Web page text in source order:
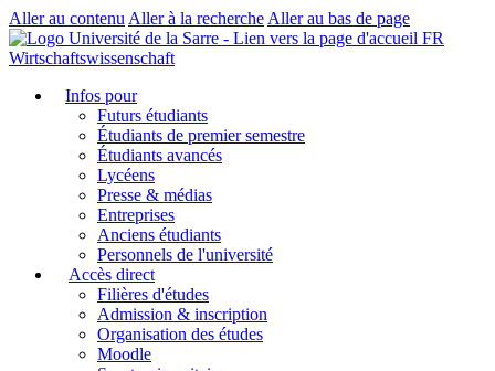
Aller au contenu Aller à la recherche Aller au bas de page
FR
Wirtschaftswissenschaft
Infos pour
Futurs étudiants
Étudiants de premier semestre
Étudiants avancés
Lycéens
Presse & médias
Entreprises
Anciens étudiants
Personnels de l'université
Accès direct
Filières d'études
Admission & inscription
Organisation des études
Moodle